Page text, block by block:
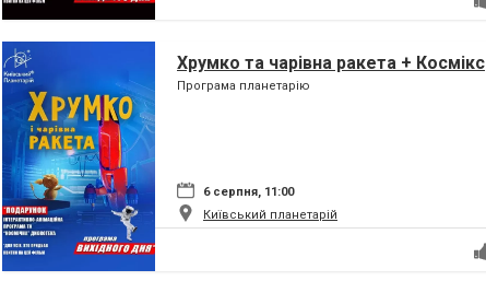
Хрумко та чарівна ракета + Космікс
Програма планетарію
6 серпня, 11:00
Київський планетарій